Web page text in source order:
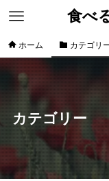
食べ
ホーム カテゴリ
カテゴリー